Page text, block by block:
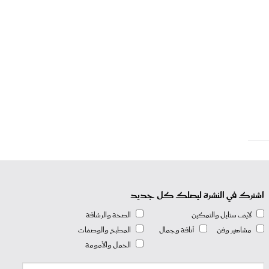
لايف ستايل والتمكين
مشاهير وفن
أناقة وجمال
الصحة والرشاقة
المطبخ والوصفات
الحمل والأمومة